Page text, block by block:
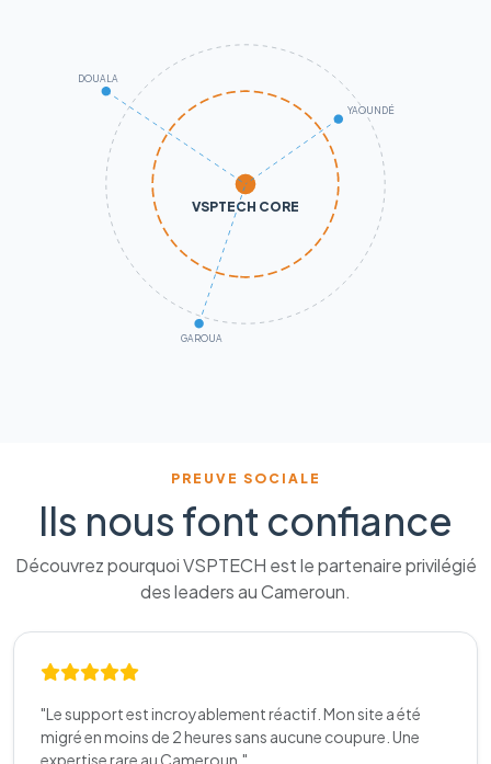
VSPTECH CORE
DOUALA
YAOUNDÉ
GAROUA
PREUVE SOCIALE
Ils nous font confiance
Découvrez pourquoi VSPTECH est le partenaire privilégié
des leaders au Cameroun.
"Le support est incroyablement réactif. Mon site a été
migré en moins de 2 heures sans aucune coupure. Une
expertise rare au Cameroun."